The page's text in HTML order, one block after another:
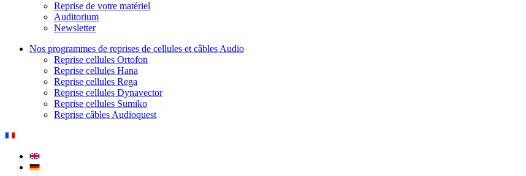
Reprise de votre matériel
Auditorium
Newsletter
Nos programmes de reprises de cellules et câbles Audio
Reprise cellules Ortofon
Reprise cellules Hana
Reprise cellules Rega
Reprise cellules Dynavector
Reprise cellules Sumiko
Reprise câbles Audioquest